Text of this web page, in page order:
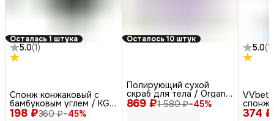
Осталась 1 штука
5.0(1)
198 ₽360 ₽−45%
Спонж конжаковый с
бамбуковым углем / KG-
007, полусфера
Осталось 10 штук
869 ₽1 580 ₽−45%
Полирующий сухой
скраб для тела / Organic
Berry Polish
5.0(1
374 ₽
спонж
Sponge